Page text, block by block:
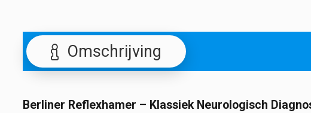
Omschrijving
Berliner Reflexhamer – Klassiek Neurologisch